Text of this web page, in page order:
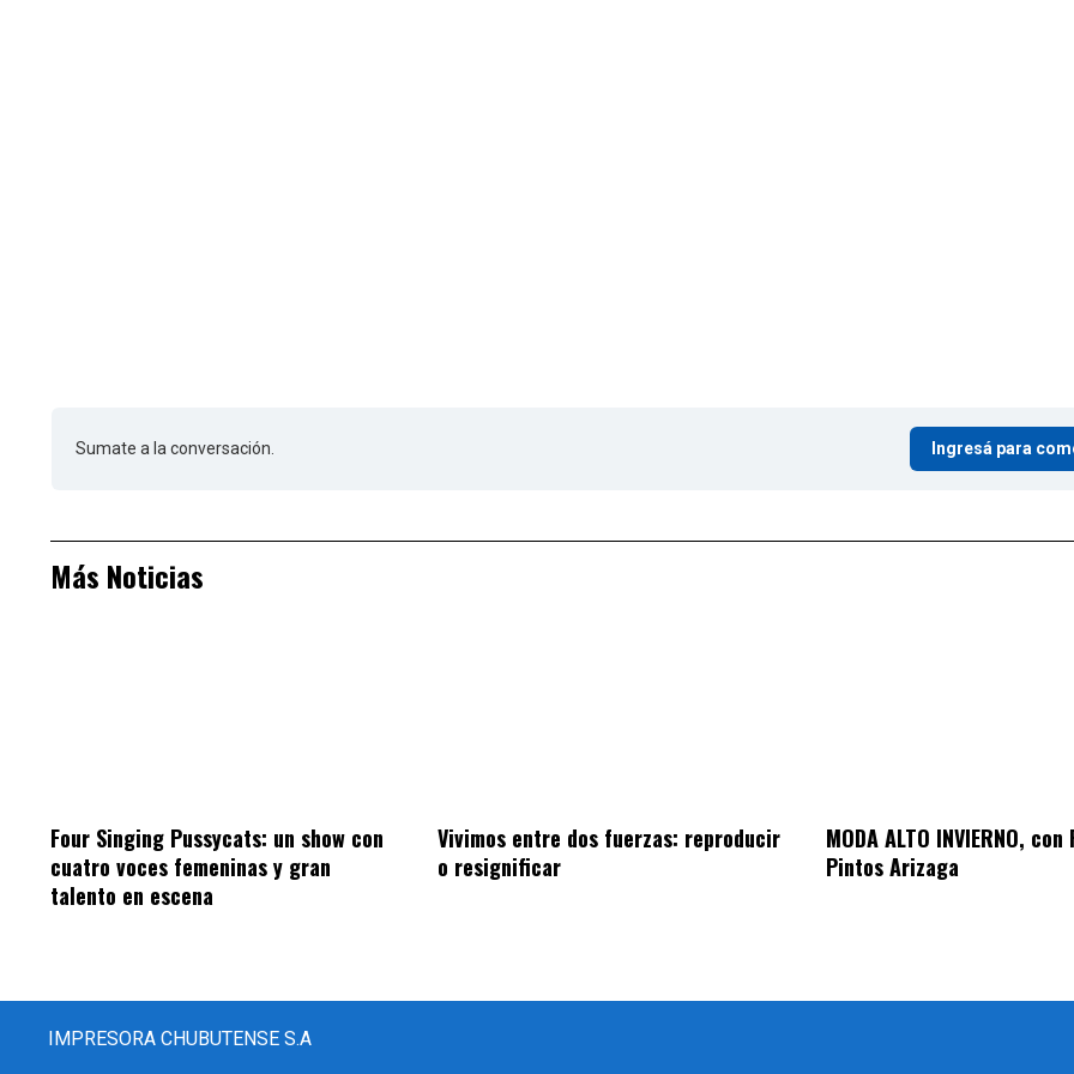
Sumate a la conversación. Ingresá para
Más Noticias
Four Singing Pussycats: un show con
cuatro voces femeninas y gran
talento en escena
Vivimos entre dos fuerzas: reproducir
o resignificar
MODA ALTO INVIERNO,
Pintos Arizaga
IMPRESORA CHUBUTENSE S.A